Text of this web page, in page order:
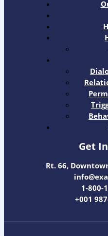
Get
Rt. 66,
1-800-
+001